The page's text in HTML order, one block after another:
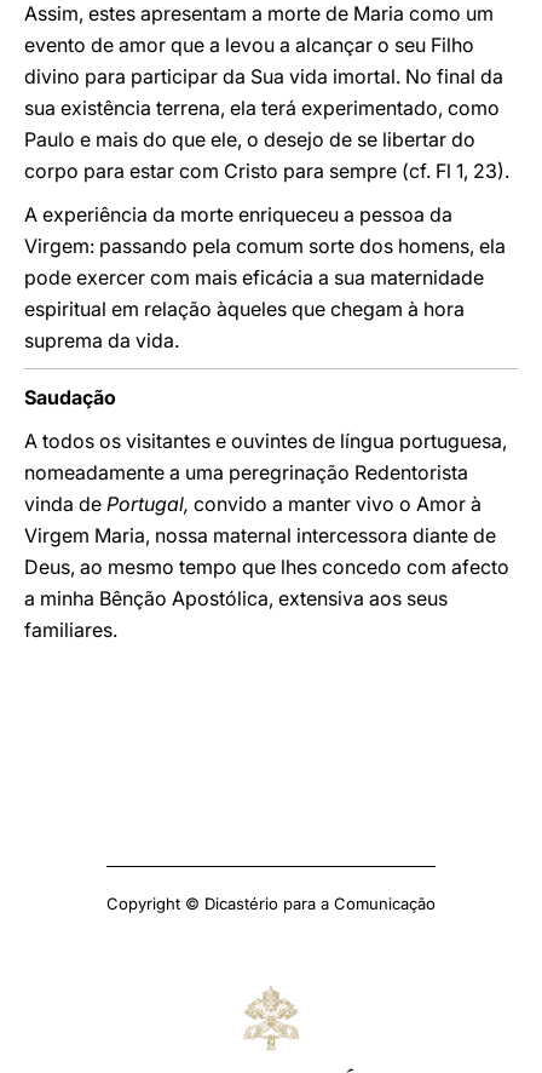
Assim, estes apresentam a morte de Maria como um
evento de amor que a levou a alcançar o seu Filho
divino para participar da Sua vida imortal. No final da
sua existência terrena, ela terá experimentado, como
Paulo e mais do que ele, o desejo de se libertar do
corpo para estar com Cristo para sempre (cf. Fl 1, 23).
A experiência da morte enriqueceu a pessoa da
Virgem: passando pela comum sorte dos homens, ela
pode exercer com mais eficácia a sua maternidade
espiritual em relação àqueles que chegam à hora
suprema da vida.
Saudação
A todos os visitantes e ouvintes de língua portuguesa,
nomeadamente a uma peregrinação Redentorista
vinda de Portugal, convido a manter vivo o Amor à
Virgem Maria, nossa maternal intercessora diante de
Deus, ao mesmo tempo que lhes concedo com afecto
a minha Bênção Apostólica, extensiva aos seus
familiares.
Copyright © Dicastério para a Comunicação